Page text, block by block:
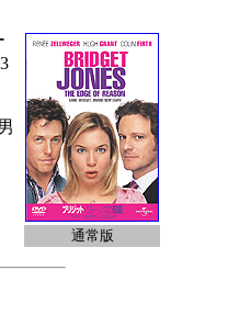
通常版